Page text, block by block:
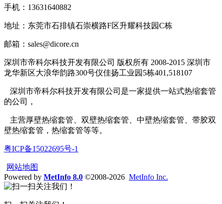
手机：13631640882
地址：东莞市石排镇石崇横路F区升耀科技园C栋
邮箱：sales@dicore.cn
深圳市帝科尔科技开发有限公司 版权所有 2008-2015 深圳市
龙华新区大浪华韵路300号仪佳扬工业园5栋401,518107
深圳市帝科尔科技开发有限公司是一家提供一站式热缩套管
的公司，
主营厚壁热缩套管、双壁热缩套管、中壁热缩套管、带胶双
壁热缩套管，热缩套管等等。
粤ICP备15022695号-1
网站地图
Powered by MetInfo 8.0 ©2008-2026 MetInfo Inc.